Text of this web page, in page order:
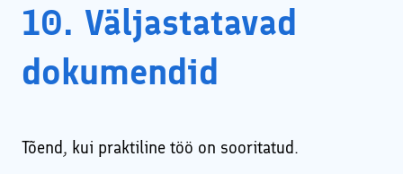
10. Väljastatavad
dokumendid
Tõend, kui praktiline töö on sooritatud.